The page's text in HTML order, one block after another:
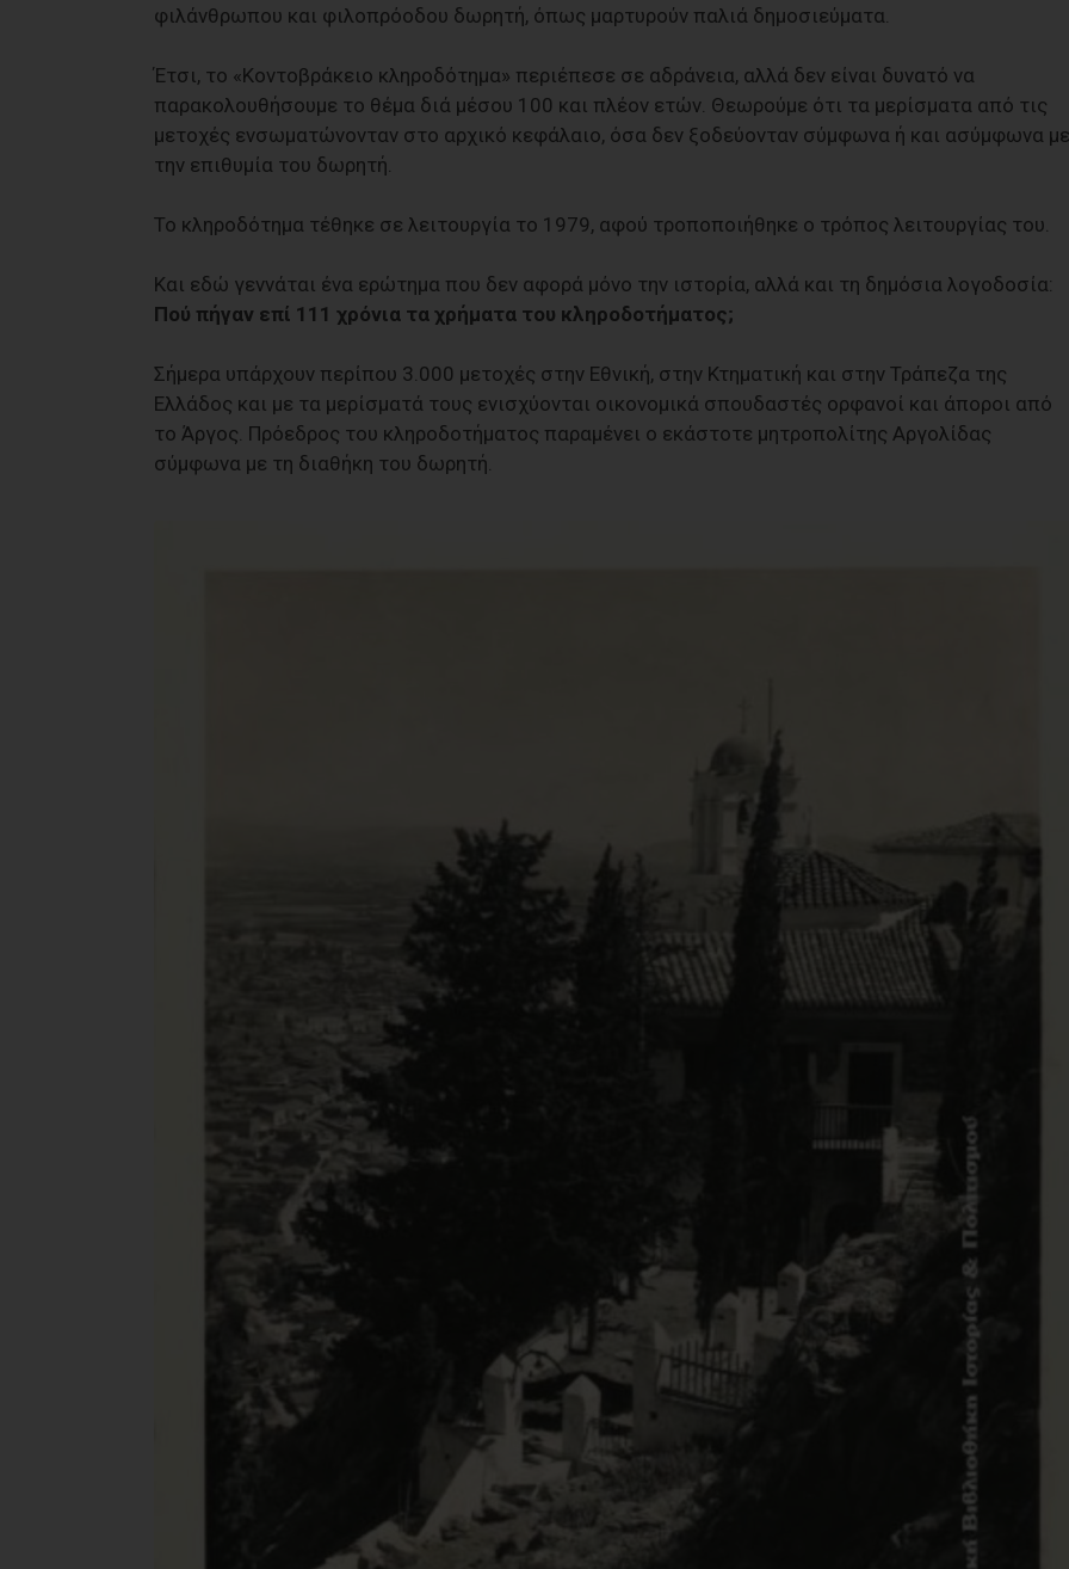
φιλάνθρωπου και φιλοπρόοδου δωρητή, όπως µαρτυρούν παλιά δηµοσιεύµατα.
Έτσι, το «Κοντοβράκειο κληροδότηµα» περιέπεσε σε αδράνεια, αλλά δεν είναι δυνατό να
παρακολουθήσουµε το θέµα διά µέσου 100 και πλέον ετών. Θεωρούµε ότι τα µερίσµατα από τις
µετοχές ενσωµατώνονταν στο αρχικό κεφάλαιο, όσα δεν ξοδεύονταν σύµφωνα ή και ασύµφωνα µε
την επιθυµία του δωρητή.
Το κληροδότηµα τέθηκε σε λειτουργία το 1979, αφού τροποποιήθηκε ο τρόπος λειτουργίας του.
Και εδώ γεννάται ένα ερώτηµα που δεν αφορά µόνο την ιστορία, αλλά και τη δηµόσια λογοδοσία:
Πού πήγαν επί 111 χρόνια τα χρήµατα του κληροδοτήµατος;
Σήµερα υπάρχουν περίπου 3.000 µετοχές στην Εθνική, στην Κτηµατική και στην Τράπεζα της
Ελλάδος και µε τα µερίσµατά τους ενισχύονται οικονοµικά σπουδαστές ορφανοί και άποροι από
το Άργος. Πρόεδρος του κληροδοτήµατος παραµένει ο εκάστοτε µητροπολίτης Αργολίδας
σύµφωνα µε τη διαθήκη του δωρητή.